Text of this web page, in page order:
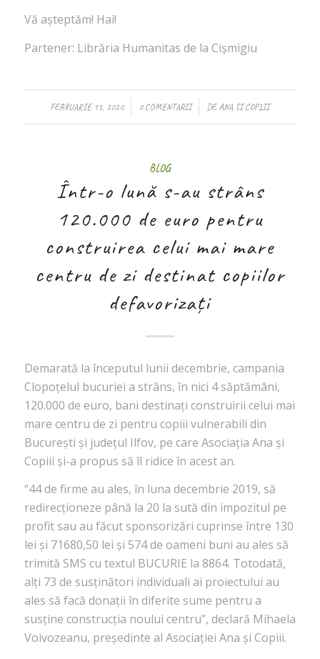
Vă așteptăm! Hai!
Partener: Librăria Humanitas de la Cişmigiu
FEBRUARIE 13, 2020
/ 0 COMENTARII
/ DEANA SI COPIII
BLOG
Într-o lună s-au strâns
120.000 de euro pentru
construirea celui mai mare
centru de zi destinat copiilor
defavorizați
Demarată la începutul lunii decembrie, campania
Clopoțelul bucuriei a strâns, în nici 4 săptămâni,
120.000 de euro, bani destinați construirii celui mai
mare centru de zi pentru copiii vulnerabili din
București și județul Ilfov, pe care Asociația Ana și
Copiii și-a propus să îl ridice în acest an.
“44 de firme au ales, în luna decembrie 2019, să
redirecționeze până la 20 la sută din impozitul pe
profit sau au făcut sponsorizări cuprinse între 130
lei și 71680,50 lei și 574 de oameni buni au ales să
trimită SMS cu textul BUCURIE la 8864. Totodată,
alți 73 de susținători individuali ai proiectului au
ales să facă donații în diferite sume pentru a
susține construcția noului centru”, declară Mihaela
Voivozeanu, președinte al Asociației Ana și Copiii.